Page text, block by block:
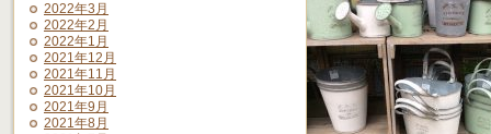
2022年3月
2022年2月
2022年1月
2021年12月
2021年11月
2021年10月
2021年9月
2021年8月